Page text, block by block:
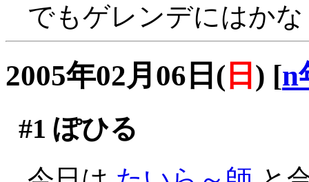
でもゲレンデにはか
2005年02月06日( 日 ) [n
#1 ぽひる